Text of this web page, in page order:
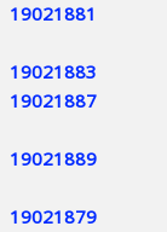
19021881
19021883
19021887
19021889
19021879